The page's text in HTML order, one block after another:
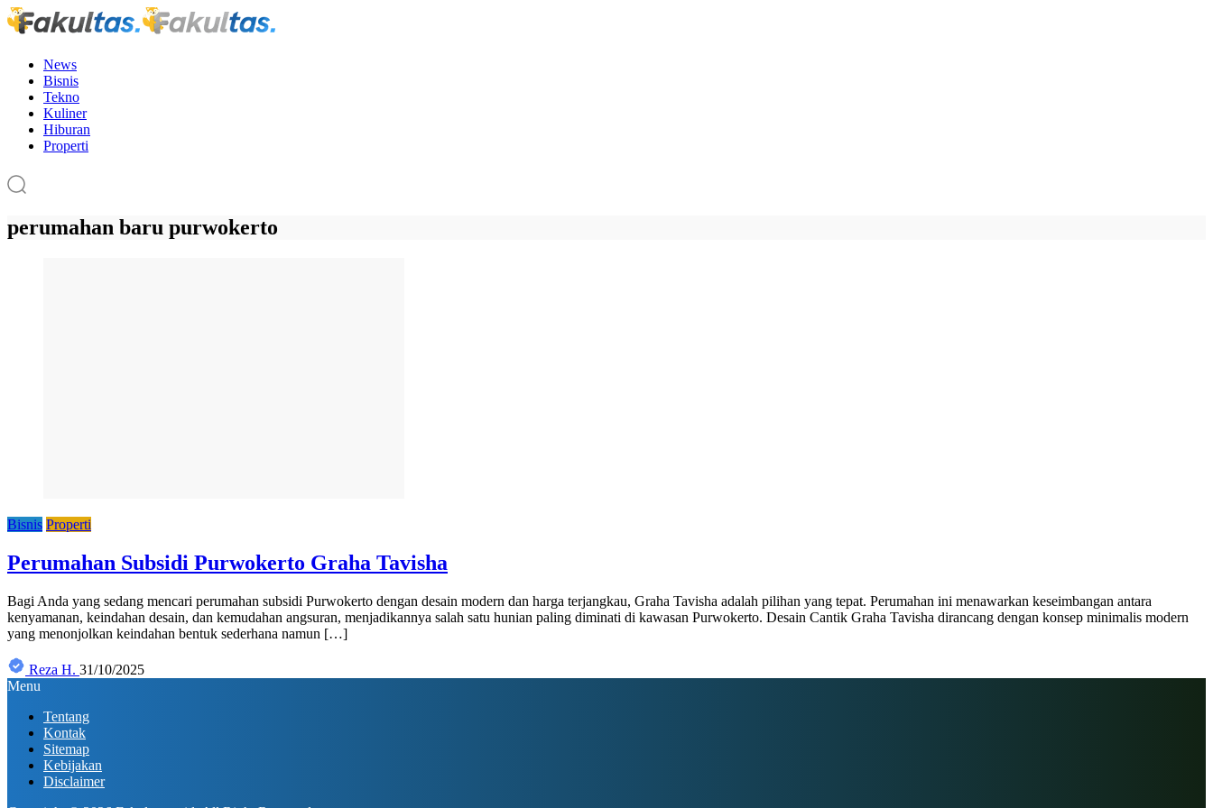
News
Bisnis
Tekno
Kuliner
Hiburan
Properti
perumahan baru purwokerto
Bisnis Properti
Perumahan Subsidi Purwokerto Graha Tavisha
Bagi Anda yang sedang mencari perumahan subsidi Purwokerto dengan desain modern dan harga terjangkau, Graha Tavisha adalah pilihan yang tepat. Perumahan ini menawarkan keseimbangan antara
kenyamanan, keindahan desain, dan kemudahan angsuran, menjadikannya salah satu hunian paling diminati di kawasan Purwokerto. Desain Cantik Graha Tavisha dirancang dengan konsep minimalis modern
yang menonjolkan keindahan bentuk sederhana namun […]
Reza H. 31/10/2025
Menu
Tentang
Kontak
Sitemap
Kebijakan
Disclaimer